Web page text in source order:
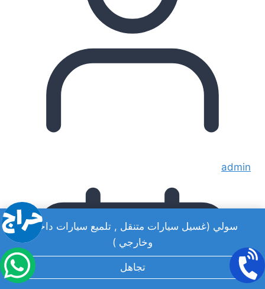
سولي (غسيل سيارات متنقل , تلميع سيارات داخلي
وخارجي )
تجاهل
admin